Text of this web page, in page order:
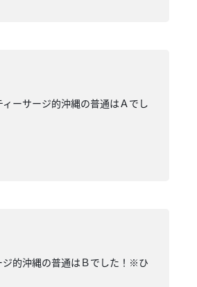
ーサージ的沖縄の普通はＡでし
ジ的沖縄の普通はＢでした！※ひ